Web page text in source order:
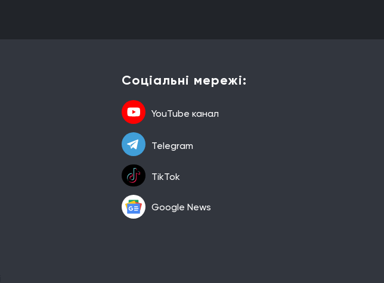
Соціальні мережі:
YouTube канал
Telegram
TikTok
Google News